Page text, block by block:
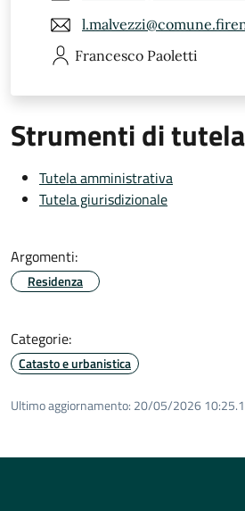
Francesco Paoletti
Strumenti di tutela
Tutela amministrativa
Tutela giurisdizionale
Argomenti:
Residenza
Categorie:
Catasto e urbanistica
Ultimo aggiornamento: 20/05/2026